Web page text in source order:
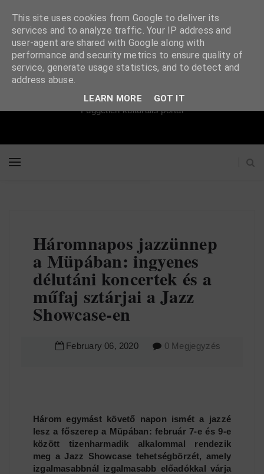
Súgópéldány
Független kulturális portál
Háromnapos jazzünnep
a Müpában: ingyenes
délutáni koncertek és a
műfaj sztárjai a Jazz
Showcase-en
February 06, 2020 0 Megjegyzés
Három egymást követő napon ismét a jazzé
lesz a főszerep a Müpában: február 7-e és 9-e
között tizenharmadik alkalommal rendezik
meg a Jazz Showcase tehetségbörzét, amely
izgalmasabbnál izgalmasabb előadókkal várja
This site uses cookies from Google to deliver its
services and to analyze traffic. Your IP address and
user-agent are shared with Google along with
performance and security metrics to ensure quality of
service, generate usage statistics, and to detect and
address abuse.
LEARN MORE GOT IT